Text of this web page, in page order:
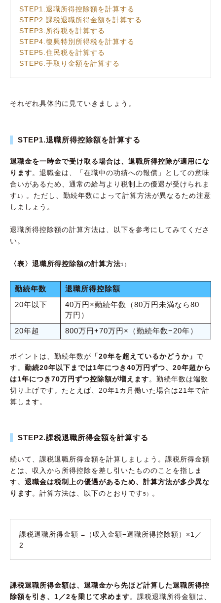
STEP1.退職所得控除額を計算する
STEP2.課税退職所得金額を計算する
STEP3.所得税を計算する
STEP4.復興特別所得税を計算する
STEP5.住民税を計算する
STEP6.手取り金額を計算する
それぞれ具体的に見ていきましょう。
STEP1.退職所得控除額を計算する
退職金を一時金で受け取る場合は、退職所得控除が適用にな
ります。退職金は、「在職中の功績への報償」としての意味
合いがあるため、通常の給与より税制上の優遇が受けられま
す 1）
。ただし、勤続年数によって計算方法が異なるため注意
しましょう。
退職所得控除額の計算方法は、以下を参考にしてみてくださ
い。
〈表〉退職所得控除額の計算方法1）
勤続年数
退職所得控除額
20年以下
40万円×勤続年数（80万円未満なら80
万円）
20年超
800万円+70万円×（勤続年数−20年）
ポイントは、勤続年数が 「20年を超えているかどうか」 で
す。 勤続20年以下までは1年につき40万円ずつ、20年超から
は1年につき70万円ずつ控除額が増えます。勤続年数は端数
切り上げです。たとえば、20年1カ月働いた場合は21年で計
算します。
STEP2.課税退職所得金額を計算する
続いて、課税退職所得金額を計算しましょう。課税所得金額
とは、収入から所得控除を差し引いたもののことを指しま
す。 退職金は税制上の優遇があるため、計算方法が多少異な
ります。計算方法は、以下のとおりです5） 。
課税退職所得金額 =（収入金額−退職所得控除額）×1／
2
課税退職所得金額は、退職金から先ほど計算した退職所得控
除額を引き、1／2を乗じて求めます。課税退職所得金額は、